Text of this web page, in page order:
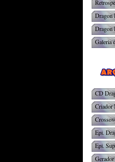
Dragon
Dragon
Galeria
CD
Criador
Epi.
Epi.